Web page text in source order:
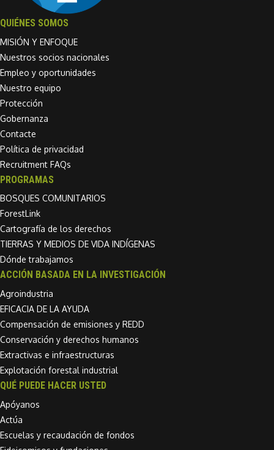
QUIÉNES SOMOS
MISIÓN Y ENFOQUE
Nuestros socios nacionales
Empleo y oportunidades
Nuestro equipo
Protección
Gobernanza
Contacte
Política de privacidad
Recruitment FAQs
PROGRAMAS
BOSQUES COMUNITARIOS
ForestLink
Cartografía de los derechos
TIERRAS Y MEDIOS DE VIDA INDÍGENAS
Dónde trabajamos
ACCIÓN BASADA EN LA INVESTIGACIÓN
Agroindustria
EFICACIA DE LA AYUDA
Compensación de emisiones y REDD
Conservación y derechos humanos
Extractivas e infraestructuras
Explotación forestal industrial
QUÉ PUEDE HACER USTED
Apóyanos
Actúa
Escuelas y recaudación de fondos